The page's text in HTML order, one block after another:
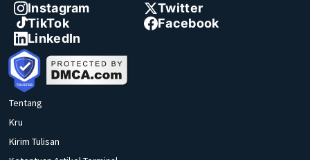
Instagram
Twitter
TikTok
Facebook
LinkedIn
Tentang
Kru
Kirim Tulisan